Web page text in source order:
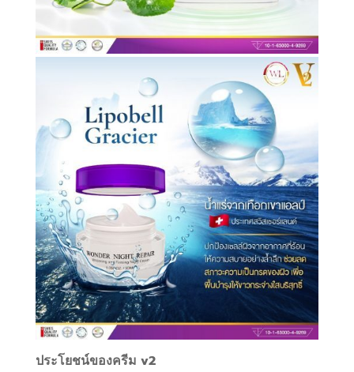
ประโยชน์ของครีม v2